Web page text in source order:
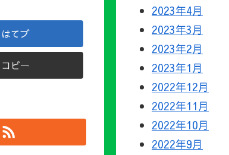
はてブ
コピー
2023年4月
2023年3月
2023年2月
2023年1月
2022年12月
2022年11月
2022年10月
2022年9月